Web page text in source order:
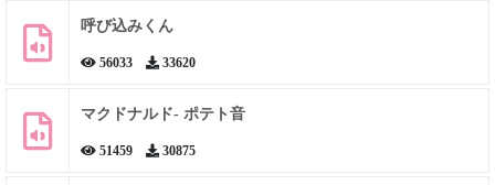
呼び込みくん
56033 33620
マクドナルド- ポテト音
51459 30875